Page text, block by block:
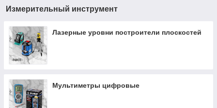
Измерительный инструмент
Лазерные уровни построители плоскостей
Мультиметры цифровые